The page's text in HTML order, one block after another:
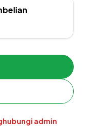
admin